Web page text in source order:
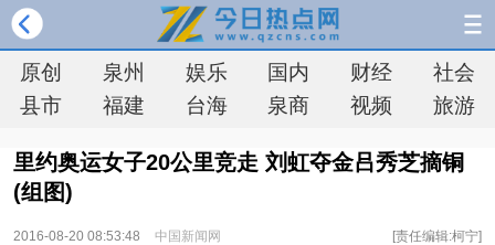
原创 泉州 娱乐 国内 财经
社会
县市
福建 台海 泉商 视频 旅游
里约奥运女子20公里竞走 刘虹夺金吕秀芝摘铜
(组图)
2016-08-20 08:53:48 中国新闻网 [责任编辑:柯宁]